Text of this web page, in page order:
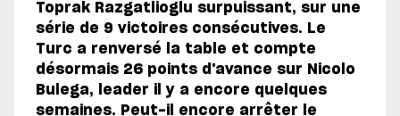
Toprak Razgatlioglu surpuissant, sur une
série de 9 victoires consécutives. Le
Turc a renversé la table et compte
désormais 26 points d'avance sur Nicolo
Bulega, leader il y a encore quelques
semaines. Peut-il encore arrêter le